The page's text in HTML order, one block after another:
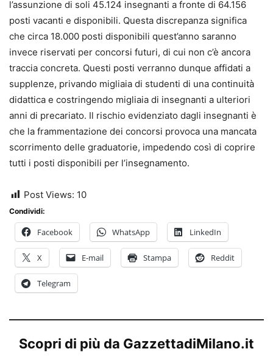
l’assunzione di soli 45.124 insegnanti a fronte di 64.156
posti vacanti e disponibili. Questa discrepanza significa
che circa 18.000 posti disponibili quest’anno saranno
invece riservati per concorsi futuri, di cui non c’è ancora
traccia concreta. Questi posti verranno dunque affidati a
supplenze, privando migliaia di studenti di una continuità
didattica e costringendo migliaia di insegnanti a ulteriori
anni di precariato. Il rischio evidenziato dagli insegnanti è
che la frammentazione dei concorsi provoca una mancata
scorrimento delle graduatorie, impedendo così di coprire
tutti i posti disponibili per l’insegnamento.
Post Views: 10
Condividi:
Facebook WhatsApp LinkedIn
X E-mail Stampa Reddit
Telegram
Scopri di più da GazzettadiMilano.it